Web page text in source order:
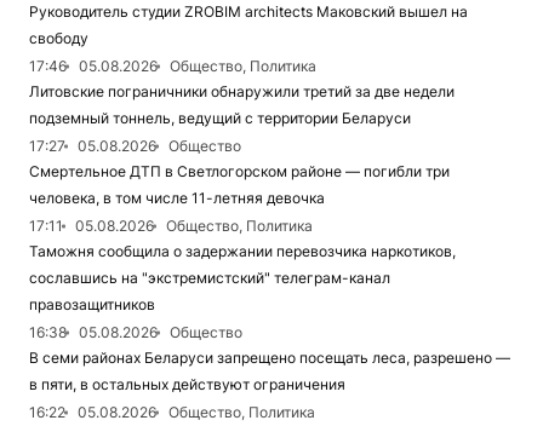
Руководитель студии ZROBIM architects Маковский вышел на
свободу
17:46
05.08.2026
Общество, Политика
Литовские пограничники обнаружили третий за две недели
подземный тоннель, ведущий с территории Беларуси
17:27
05.08.2026
Общество
Смертельное ДТП в Светлогорском районе — погибли три
человека, в том числе 11-летняя девочка
17:11
05.08.2026
Общество, Политика
Таможня сообщила о задержании перевозчика наркотиков,
сославшись на "экстремистский" телеграм-канал
правозащитников
16:38
05.08.2026
Общество
В семи районах Беларуси запрещено посещать леса, разрешено —
в пяти, в остальных действуют ограничения
16:22
05.08.2026
Общество, Политика